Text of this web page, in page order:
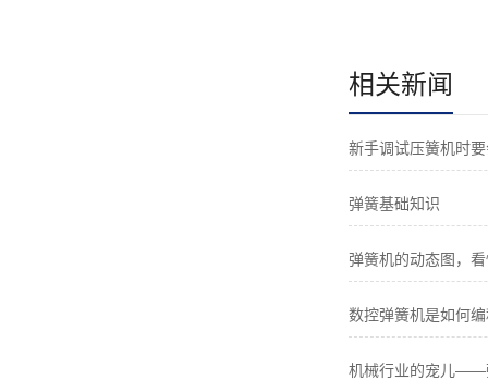
相关新闻
新手调试压簧机时
弹簧基础知识
弹簧机的动态图，
数控弹簧机是如何
机械行业的宠儿——